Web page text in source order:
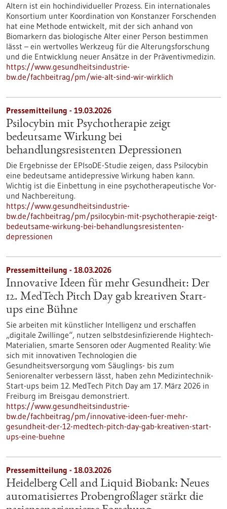
Altern ist ein hochindividueller Prozess. Ein internationales
Konsortium unter Koordination von Konstanzer Forschenden
hat eine Methode entwickelt, mit der sich anhand von
Biomarkern das biologische Alter einer Person bestimmen
lässt – ein wertvolles Werkzeug für die Alterungsforschung
und die Entwicklung neuer Ansätze in der Präventivmedizin.
https://www.gesundheitsindustrie-
bw.de/fachbeitrag/pm/wie-alt-sind-wir-wirklich
Pressemitteilung - 19.03.2026
Psilocybin mit Psychotherapie zeigt
bedeutsame Wirkung bei
behandlungsresistenten Depressionen
Die Ergebnisse der EPIsoDE-Studie zeigen, dass Psilocybin
eine bedeutsame antidepressive Wirkung haben kann.
Wichtig ist die Einbettung in eine psychotherapeutische Vor-
und Nachbereitung.
https://www.gesundheitsindustrie-
bw.de/fachbeitrag/pm/psilocybin-mit-psychotherapie-zeigt-
bedeutsame-wirkung-bei-behandlungsresistenten-
depressionen
Pressemitteilung - 18.03.2026
Innovative Ideen für mehr Gesundheit: Der
12. MedTech Pitch Day gab kreativen Start-
ups eine Bühne
Sie arbeiten mit künstlicher Intelligenz und erschaffen
„digitale Zwillinge“, nutzen selbstdesinfizierende Hightech-
Materialien, smarte Sensoren oder Augmented Reality: Wie
sich mit innovativen Technologien die
Gesundheitsversorgung vom Säuglings- bis zum
Seniorenalter verbessern lässt, haben zehn Medizintechnik-
Start-ups beim 12. MedTech Pitch Day am 17. März 2026 in
Freiburg im Breisgau demonstriert.
https://www.gesundheitsindustrie-
bw.de/fachbeitrag/pm/innovative-ideen-fuer-mehr-
gesundheit-der-12-medtech-pitch-day-gab-kreativen-start-
ups-eine-buehne
Pressemitteilung - 18.03.2026
Heidelberg Cell and Liquid Biobank: Neues
automatisiertes Probengroßlager stärkt die